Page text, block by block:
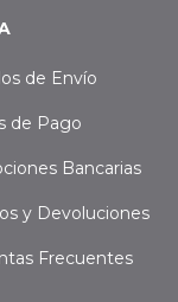
de Envío
de Pago
Bancarias
y Devoluciones
Frecuentes